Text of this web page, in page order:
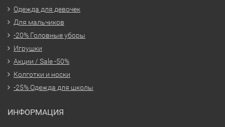
Одежда для девочек
Для мальчиков
-20% Головные уборы
Игрушки
Акции / Sale -50%
Колготки и носки
-25% Одежда для школы
ИНФОРМАЦИЯ